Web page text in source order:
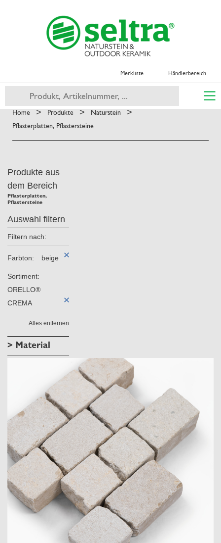
Merkliste Händlerbereich
Home > Produkte > Naturstein >
Pflasterplatten, Pflastersteine
Produkte aus
dem Bereich
Pflasterplatten,
Pflastersteine
Auswahl filtern
Filtern nach:
Farbton: beige
Sortiment:
ORELLO®
CREMA
Alles entfernen
> Material